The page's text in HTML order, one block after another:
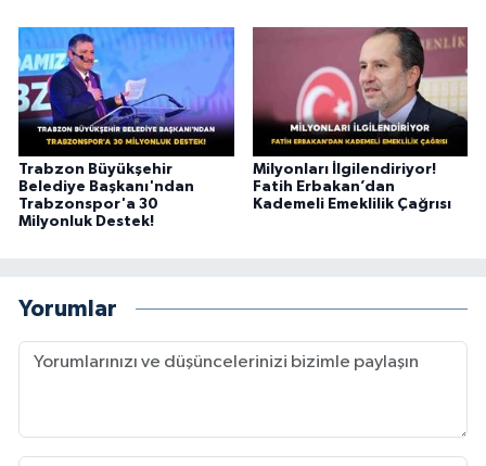
Trabzon Büyükşehir
Belediye Başkanı'ndan
Trabzonspor'a 30
Milyonluk Destek!
Milyonları İlgilendiriyor!
Fatih Erbakan’dan
Kademeli Emeklilik Çağrısı
Yorumlar